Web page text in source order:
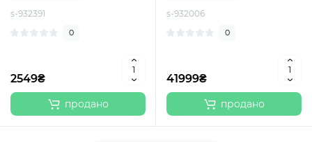
s-932391
0
2549₴
продано
s-932006
0
41999₴
продано